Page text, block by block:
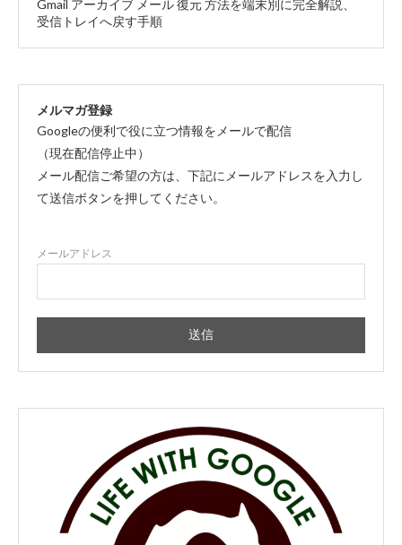
Gmail アーカイブ メール 復元 方法を端末別に完全解説、
受信トレイへ戻す手順
メルマガ登録
Googleの便利で役に立つ情報をメールで配信
（現在配信停止中）
メール配信ご希望の方は、下記にメールアドレスを入力し
て送信ボタンを押してください。
メールアドレス